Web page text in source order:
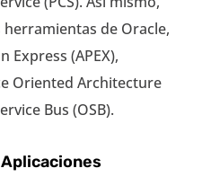
de Oracle,
Express (APEX),
Oriented Architecture
Bus (OSB).